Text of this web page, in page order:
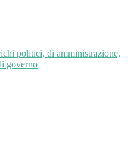
politici, di amministrazione,
governo